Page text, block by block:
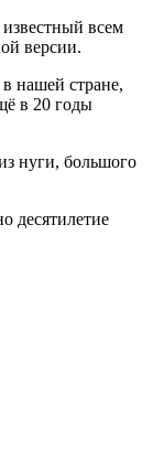
всем
версии.
нашей стране,
в 20 годы
нуги, большого
десятилетие